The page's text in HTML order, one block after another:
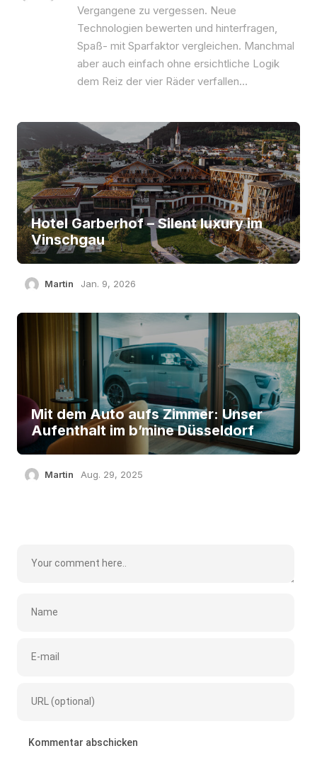
Vergangene zu vergessen. Neue
Technologien bewerten und hinterfragen,
Spaß- mit Sparfaktor vergleichen. Manchmal
aber auch einfach ohne ersichtliche Logik
dem Reiz der vier Räder verfallen…
Hotel Garberhof – Silent luxury im
Vinschgau
Martin Jan. 9, 2026
Mit dem Auto aufs Zimmer: Unser
Aufenthalt im b’mine Düsseldorf
Martin Aug. 29, 2025